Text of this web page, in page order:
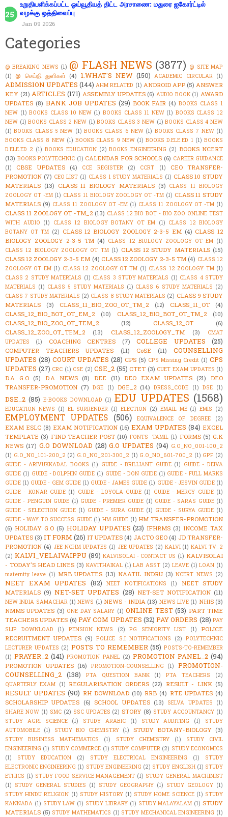
உறுதியளிக்கப்பட்ட ஓய்வூதியத் திட்ட அரசாணை: மதுரை ஐகோர்ட்டில்
வழக்கு ஒத்திவைப்பு
Jan 09 2026
Categories
@ BREAKING NEWS (1) @ FLASH NEWS (3877) @ SITE MAP
(1) @ செய்தி துளிகள் (4) 1.WHAT'S NEW (150) ACADEMIC CIRCULAR (1)
ADMISSION UPDATES (144) AHM RELATED (1) ANDROID APP (5) ANSWER
KEY (21) ARTICLES (171) ASSEMBLY UPDATES (6) AUDIO BOOK (1) AWARD
UPDATES (8) BANK JOB UPDATES (29) BOOK FAIR (4) BOOKS CLASS 1
NEW (1) BOOKS CLASS 10 NEW (1) BOOKS CLASS 11 NEW (1) BOOKS CLASS 12
NEW (1) BOOKS CLASS 2 NEW (1) BOOKS CLASS 3 NEW (1) BOOKS CLASS 4 NEW
(1) BOOKS CLASS 5 NEW (1) BOOKS CLASS 6 NEW (1) BOOKS CLASS 7 NEW (1)
BOOKS CLASS 8 NEW (1) BOOKS CLASS 9 NEW (1) BOOKS D.ELE.ED 1 (1) BOOKS
D.ELE.ED 2 (1) BOOKS EDUCATION (2) BOOKS ENGINEERING (2) BOOKS NCERT
(13) BOOKS POLYTECHNIC (1) CALENDAR FOR SCHOOLS (6) CAREER GUIDANCE
(1)
CBSE UPDATES (4) CCE REGISTER (2) CCRT (1)
CEO TRANSFER-
PROMOTION (7) CEO LIST (1) CLASS 1 STUDY MATERIALS (1) CLASS 10 STUDY
MATERIALS (13) CLASS 11 BIOLOGY MATERIALS (3) CLASS 11 BIOLOGY
ZOOLOGY OT -EM (1) CLASS 11 BIOLOGY ZOOLOGY OT -TM (1) CLASS 11 STUDY
MATERIALS (9) CLASS 11 ZOOLOGY OT -EM (1) CLASS 11 ZOOLOGY OT -TM (1)
CLASS 11 ZOOLOGY OT -TM_2 (13) CLASS 12 BIO BOT - BIO ZOO ONLINE TEST
WITH AUDIO (1) CLASS 12 BIOLOGY BOTANY OT EM (1) CLASS 12 BIOLOGY
BOTANY OT TM (2) CLASS 12 BIOLOGY ZOOLOGY 2-3-5 EM (4) CLASS 12
BIOLOGY ZOOLOGY 2-3-5 TM (4) CLASS 12 BIOLOGY ZOOLOGY OT EM (1)
CLASS 12 BIOLOGY ZOOLOGY OT TM (1) CLASS 12 STUDY MATERIALS (15)
CLASS 12 ZOOLOGY 2-3-5 EM (4) CLASS 12 ZOOLOGY 2-3-5 TM (4) CLASS 12
ZOOLOGY OT EM (1) CLASS 12 ZOOLOGY OT TM (1) CLASS 12 ZOOLOGY TM (1)
CLASS 2 STUDY MATERIALS (1) CLASS 3 STUDY MATERIALS (1) CLASS 4 STUDY
MATERIALS (1) CLASS 5 STUDY MATERIALS (1) CLASS 6 STUDY MATERIALS (2)
CLASS 7 STUDY MATERIALS (2) CLASS 8 STUDY MATERIALS (2) CLASS 9 STUDY
MATERIALS
(3) CLASS_11_BIO_ZOO_OT_TM_2 (12) CLASS_11_OT
(4)
CLASS_12_BIO_BOT_OT_EM_2
(10) CLASS_12_BIO_BOT_OT_TM_2
(10)
CLASS_12_BIO_ZOO_OT_TEM_2
(12) CLASS_12_OT
(6)
CLASS_12_ZOO_OT_TEM_2
(13) CLASS_12_ZOOLOGY_TM (3)
CMAT
UPDATES
(1) COACHING CENTRES (7) COLLEGE UPDATES (25)
COMPUTER TEACHERS UPDATES (11) CoSE (11)
COUNSELLING
UPDATES (28) COURT UPDATES (28) CPS (5) CPS Missing Credit (1) CPS
UPDATES (27) CRC (1) CSE (2) CSE_2 (55) CTET (3) CUET EXAM UPDATES (1)
D.A G.O (5) D.A NEWS (8) DEE (11) DEO EXAM UPDATES (21)
DEO
TRANSFER-PROMOTION (7) DGE (1) DGE_2 (14) DRESS_CODE (1) DSE (1)
DSE_2 (85) E-BOOKS DOWNLOAD (1) EDU UPDATES (1568)
EDUCATION NEWS (1) EL SURRENDER (1) ELECTION (2) EMAIL ME (1) EMIS (2)
EMPLOYMENT UPDATES (506) EQUIVALENCE OF DEGREE (2)
EXAM ESLC (8) EXAM NOTIFICATION (16) EXAM UPDATES (84) EXCEL
TEMPLATE (3) FIND TEACHER POST (10) FONTS -TAMIL (1) FORMS (5) G.K
NEWS (17) G.O DOWNLOAD (28) G.O UPDATES (94) G.O_NO_001-100_2
(1) G.O_NO_101-200_2 (2) G.O_NO_201-300_2 (1) G.O_NO_601-700_2 (1) GPF (2)
GUIDE - ARIVUKKADAL BOOKS (1) GUIDE - BRILLIANT GUIDE (1) GUIDE - DEIVA
GUIDE (1) GUIDE - DOLPHIN GUIDE (1) GUIDE - DON GUIDE (1) GUIDE - FULL MARKS
GUIDE (1) GUIDE - GEM GUIDE (1) GUIDE - JAMES GUIDE (1) GUIDE - JESVIN GUIDE (1)
GUIDE - KONAR GUIDE (1) GUIDE - LOYOLA GUIDE (1) GUIDE - MERCY GUIDE (1)
GUIDE - PENGUIN GUIDE (1) GUIDE - PREMIER GUIDE (1) GUIDE - SARAS GUIDE (1)
GUIDE - SELECTION GUIDE (1) GUIDE - SURA GUIDE (1) GUIDE - SURYA GUIDE (1)
GUIDE - WAY TO SUCCESS GUIDE (1) HM GUIDE (1) HM TRANSFER-PROMOTION
(6) HOLIDAY G.O (5) HOLIDAY UPDATES (23) IFHRMS (3) INCOME TAX
UPDATES (3) IT FORM (26) IT UPDATES (4) JACTO GEO (4) JD TRANSFER-
PROMOTION (4) JEE NCHM UPDATES (1) JEE UPDATES (2) KALVI (1) KALVI TV_2
(2) KALVI_VELAIVAIPPU (89) KALVISOLAI - CONTACT US (1) KALVISOLAI
- TODAY'S HEAD LINES (3) KAVITHAIKAL (1) LAB ASST (2) LEAVE (1) LOAN (1)
maternity leave (1) MRB UPDATES (13) NAATIL INDRU (3) NCERT NEWS (2)
NEET EXAM UPDATES (82) NEET NOTIFICATIONS (1)
NEET STUDY
MATERIALS (9) NET-SET UPDATES (28) NET-SET NOTIFICATION (11)
NEW INDIA SAMACHAR (1) NEWS (1) NEWS - INDIA (13) NEWS LIVE (1) NHIS (3)
NMMS UPDATES (3) ONE DAY SALARY (1) ONLINE TEST (53) PART TIME
TEACHERS UPDATES (6) PAY COM UPDATES (32) PAY ORDERS (28) PAY
SLIP DOWNLOAD
(1) PENSION NEWS (2) PG SENIORITY LIST (1)
POLICE
RECRUITMENT UPDATES (9) POLICE S.I NOTIFICATIONS (2) POLYTECHNIC
LECTURER UPDATES (2) POSTS TO REMEMBER (55) POSTS-TO-REMEMBER
(1) PRAYER_2 (141) PROMOTION PANEL (2) PROMOTION PANEL_2 (94)
PROMOTION UPDATES (16) PROMOTION-COUNSELLING (1)
PROMOTION-
COUNSELLING_2 (138) PTA QUESTION BANK (1) PTA TEACHERS
(2)
QUARTERLY EXAM (1) REGULARISATION ORDERS (22) RESULT - LINK (5)
RESULT UPDATES (90) RH DOWNLOAD (10) RRB (4) RTE UPDATES (4)
SCHOLARSHIP UPDATES (6) SCHOOL UPDATES (13) SELVA UPDATES
(1)
SHARE NOW (1) SMC (2) SSC UPDATES (2) STORY (8) STUDY ACCOUNTANCY (1)
STUDY AGRI SCIENCE
(1) STUDY ARABIC (1) STUDY AUDITING (1)
STUDY
AUTOMOBILE (1) STUDY BIO CHEMISTRY (1) STUDY BOTANY-BIOLOGY (3)
STUDY BUSINESS MATHEMATICS (1) STUDY CHEMISTRY (1)
STUDY CIVIL
ENGINEERING (1) STUDY COMMERCE (1) STUDY COMPUTER (2) STUDY ECONOMICS
(1)
STUDY EDUCATION (2) STUDY ELECTRICAL ENGINEERING (1)
STUDY
ELECTRONIC ENGINEERING (1) STUDY ENGINEERING (2) STUDY ENGLISH (1) STUDY
ETHICS (1) STUDY FOOD SERVICE MANAGEMENT (1) STUDY GENERAL MACHINIST
(1) STUDY GENERAL STUDIES (1) STUDY GEOGRAPHY (1) STUDY GEOLOGY (1)
STUDY HINDU RELIGION (1) STUDY HISTORY (1) STUDY HOME SCIENCE (1) STUDY
KANNADA (1) STUDY LAW (1) STUDY LIBRARY (1) STUDY MALAYALAM (1) STUDY
MATERIALS (5) STUDY MATHEMATICS (1) STUDY MECHANICAL ENGINEERING (1)